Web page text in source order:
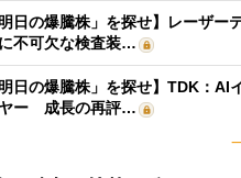
日の爆騰株」を探せ】レーザー
不可欠な検査装…
日の爆騰株」を探せ】TDK：AI
ヤー 成長の再評…